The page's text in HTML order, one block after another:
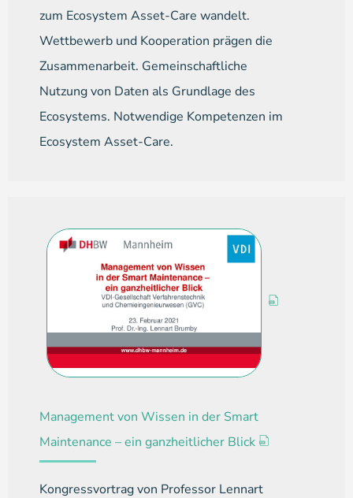
zum Ecosystem Asset-Care wandelt.
Wettbewerb und Kooperation prägen die
Zusammenarbeit. Gemeinschaftliche
Nutzung von Daten als Grundlage des
Ecosystems. Notwendige Kompetenzen im
Ecosystem Asset-Care.
Management von Wissen in der Smart
Maintenance – ein ganzheitlicher Blick
Kongressvortrag von Professor Lennart